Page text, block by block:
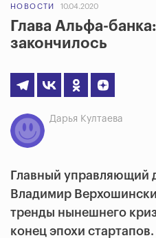
НОВОСТИ 10.04.2020
Глава Альфа-
закончилось
Дарья Култаева
Главный управляющий
Владимир
тренды нынешнего
конец эпохи